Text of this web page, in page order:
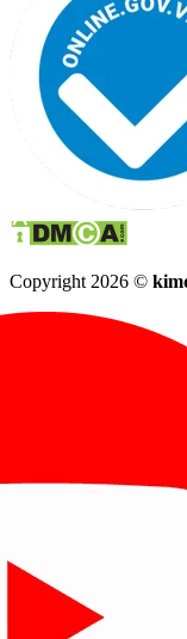
Copyright 2026 ©